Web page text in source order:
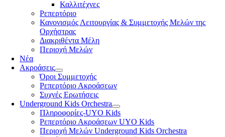
Καλλιτέχνες
Ρεπερτόριο
Κανονισμός Λειτουργίας & Συμμετοχής Μελών της
Ορχήστρας
Διακριθέντα Μέλη
Περιοχή Μελών
Νέα
Ακροάσεις
Όροι Συμμετοχής
Ρεπερτόριο Ακροάσεων
Συχνές Ερωτήσεις
Underground Kids Orchestra
Πληροφορίες-UYO Kids
Ρεπερτόριο Ακροάσεων UYO Kids
Περιοχή Μελών Underground Kids Orchestra